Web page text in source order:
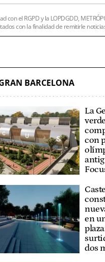
con el RGPD y la LOPDGDD,
con la finalidad de remitirle
BARCELONA
La
con
en
dos